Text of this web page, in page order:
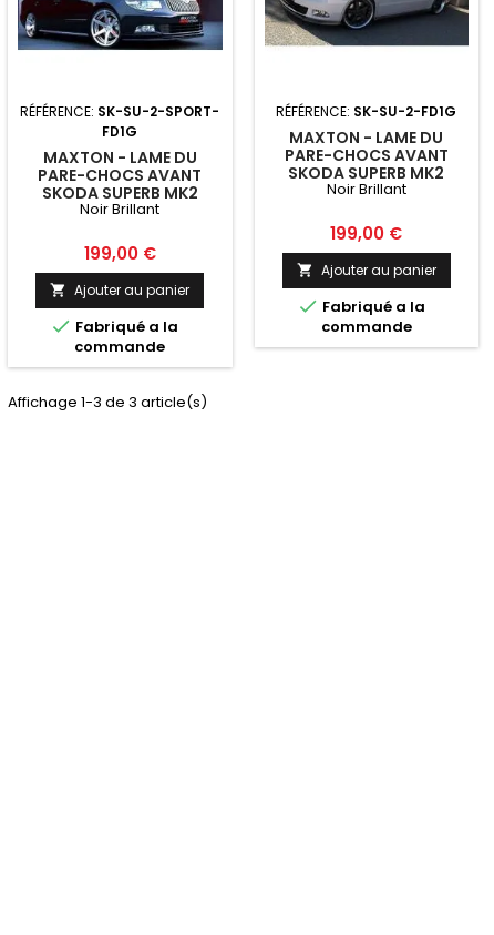
RÉFÉRENCE: SK-SU-2-SPORT-
FD1G
MAXTON - LAME DU
PARE-CHOCS AVANT
SKODA SUPERB MK2
(POUR SPORT RAJOUT DU
Noir Brillant
Prix
199,00 €
 Ajouter au panier
 Fabriqué a la
commande
RÉFÉRENCE: SK-SU-2-FD1G
MAXTON - LAME DU
PARE-CHOCS AVANT
SKODA SUPERB MK2
Noir Brillant
Prix
199,00 €
 Ajouter au panier
 Fabriqué a la
commande
Affichage 1-3 de 3 article(s)